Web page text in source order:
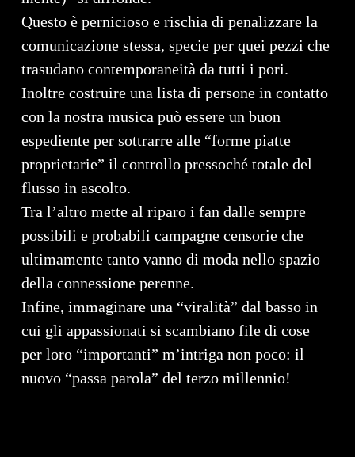
Questo è pernicioso e rischia di penalizzare la
comunicazione stessa, specie per quei pezzi che
trasudano contemporaneità da tutti i pori.
Inoltre costruire una lista di persone in contatto
con la nostra musica può essere un buon
espediente per sottrarre alle “forme piatte
proprietarie” il controllo pressoché totale del
flusso in ascolto.
Tra l’altro mette al riparo i fan dalle sempre
possibili e probabili campagne censorie che
ultimamente tanto vanno di moda nello spazio
della connessione perenne.
Infine, immaginare una “viralità” dal basso in
cui gli appassionati si scambiano file di cose
per loro “importanti” m’intriga non poco: il
nuovo “passa parola” del terzo millennio!